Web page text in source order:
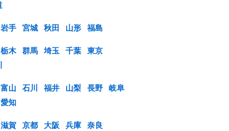
岩手 宮城 秋田 山形 福島
栃木 群馬 埼玉 千葉 東京
富山 石川 福井 山梨 長野 岐阜
愛知
滋賀 京都 大阪 兵庫 奈良